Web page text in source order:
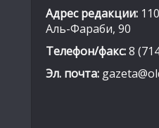
Адрес редакции:
Аль-Фараби, 90
Телефон/факс:8
Эл. почта: